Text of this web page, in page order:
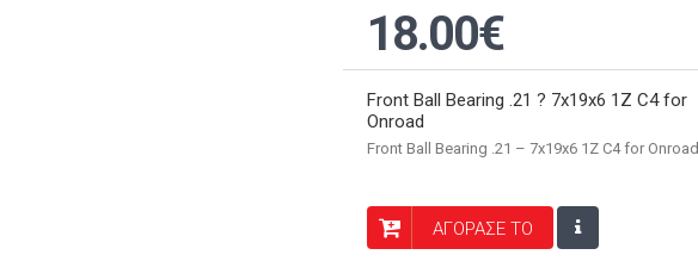
18.00€
Front Ball Bearing .21 ? 7x19x6 1Z C4 for
Onroad
Front Ball Bearing .21 – 7x19x6 1Z C4 for Onroad
ΑΓΟΡΑΣΕ ΤΟ